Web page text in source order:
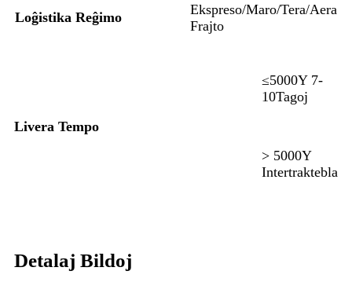
Loĝistika Reĝimo
Ekspreso/Maro/Tera/Aera
Frajto
Livera Tempo
≤5000Y 7-
10Tagoj
> 5000Y
Intertraktebla
Detalaj Bildoj